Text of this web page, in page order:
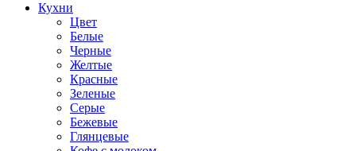
Кухни
Цвет
Белые
Черные
Желтые
Красные
Зеленые
Серые
Бежевые
Глянцевые